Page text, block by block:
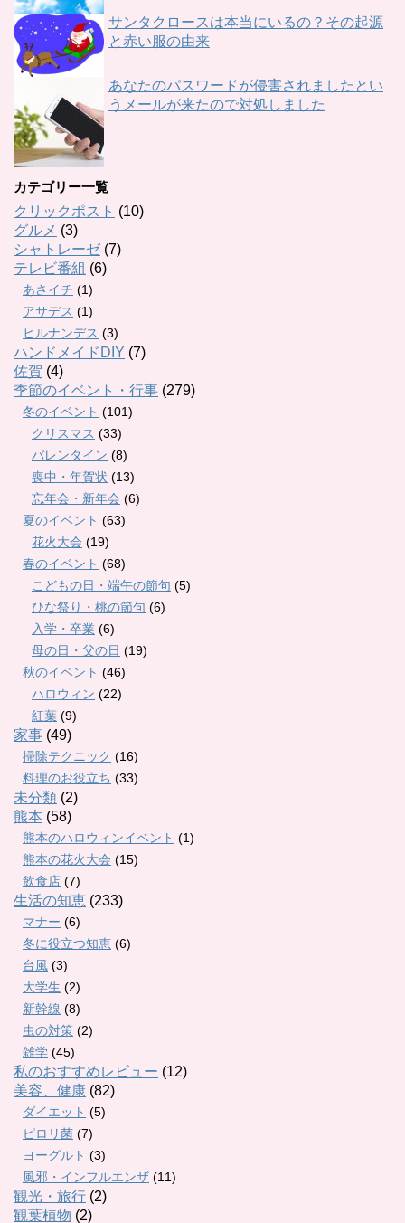
サンタクロースは本当にいるの？その起源
と赤い服の由来
あなたのパスワードが侵害されましたとい
うメールが来たので対処しました
カテゴリー一覧
クリックポスト (10)
グルメ (3)
シャトレーゼ(7)
テレビ番組 (6)
あさイチ (1)
アサデス (1)
ヒルナンデス (3)
ハンドメイドDIY (7)
佐賀 (4)
季節のイベント・行事 (279)
冬のイベント (101)
クリスマス (33)
バレンタイン (8)
喪中・年賀状 (13)
忘年会・新年会 (6)
夏のイベント (63)
花火大会 (19)
春のイベント (68)
こどもの日・端午の節句 (5)
ひな祭り・桃の節句 (6)
入学・卒業 (6)
母の日・父の日 (19)
秋のイベント (46)
ハロウィン (22)
紅葉 (9)
家事 (49)
掃除テクニック (16)
料理のお役立ち (33)
未分類 (2)
熊本 (58)
熊本のハロウィンイベント (1)
熊本の花火大会 (15)
飲食店 (7)
生活の知恵 (233)
マナー (6)
冬に役立つ知恵 (6)
台風 (3)
大学生 (2)
新幹線 (8)
虫の対策 (2)
雑学 (45)
私のおすすめレビュー (12)
美容、健康 (82)
ダイエット (5)
ピロリ菌 (7)
ヨーグルト (3)
風邪・インフルエンザ (11)
観光・旅行 (2)
観葉植物 (2)